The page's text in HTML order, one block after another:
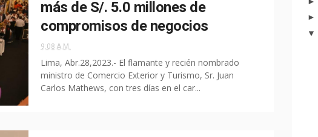
más de S/. 5.0 millones de
compromisos de negocios
9:08 A.M.
Lima, Abr.28,2023.- El flamante y recién nombrado
ministro de Comercio Exterior y Turismo, Sr. Juan
Carlos Mathews, con tres días en el car...
►
▼